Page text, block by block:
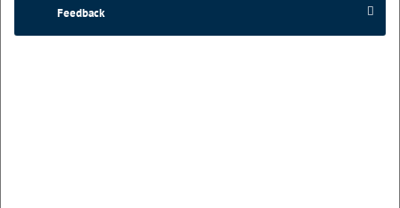
Feedback